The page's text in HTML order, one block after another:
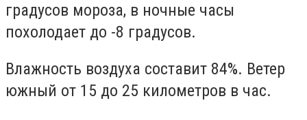
градусов мороза, в ночные часы
похолодает до -8 градусов.
Влажность воздуха составит 84%. Ветер
южный от 15 до 25 километров в час.